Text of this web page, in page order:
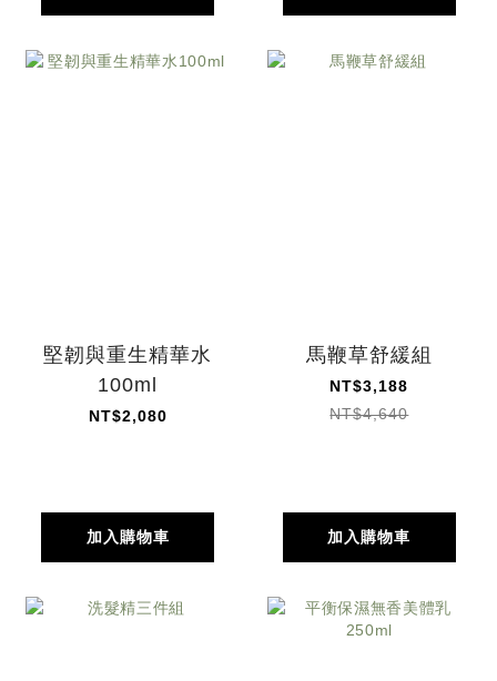
堅韌與重生精華水
100ml
NT$2,080
加入購物車
馬鞭草舒緩組
NT$3,188
NT$4,640
加入購物車